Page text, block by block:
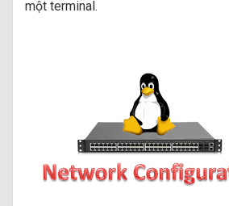
một terminal.